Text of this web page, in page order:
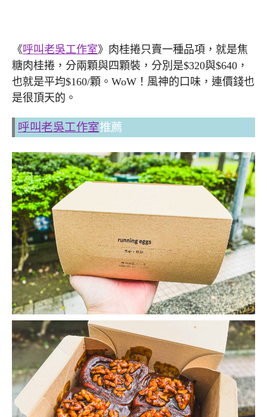
《呼叫老吳工作室》肉桂捲只賣一種品項，就是焦
糖肉桂捲，分兩顆與四顆裝，分別是$320與$640，
也就是平均$160/顆。WoW！風神的口味，連價錢也
是很頂天的。
呼叫老吳工作室推薦